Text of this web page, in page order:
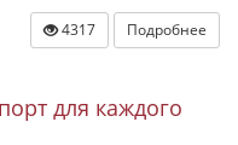
4317 Подробнее
для каждого